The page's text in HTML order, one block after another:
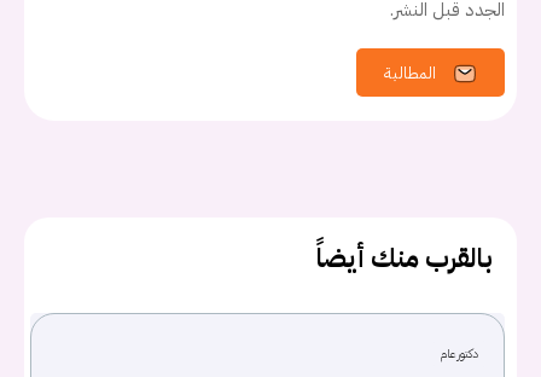
الجدد قبل النشر.
المطالبة
بالقرب منك أيضاً
دكتور عام